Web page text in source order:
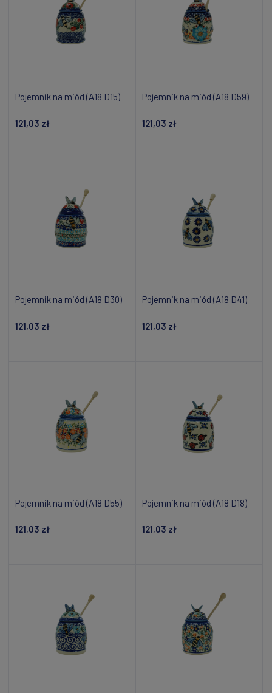
Pojemnik na miód (A18 D15)
121,03 zł
Pojemnik na miód (A18 D59)
121,03 zł
Pojemnik na miód (A18 D30)
121,03 zł
Pojemnik na miód (A18 D41)
121,03 zł
Pojemnik na miód (A18 D55)
121,03 zł
Pojemnik na miód (A18 D18)
121,03 zł